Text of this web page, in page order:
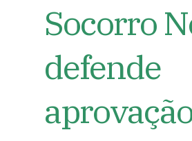
Socorro
defende